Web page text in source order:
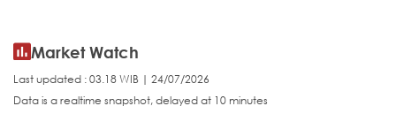
Market Watch
Last updated : 03.18 WIB | 24/07/2026
Data is a realtime snapshot, delayed at 10 minutes